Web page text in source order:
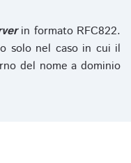
in formato RFC822.
solo nel caso in cui il
del nome a dominio